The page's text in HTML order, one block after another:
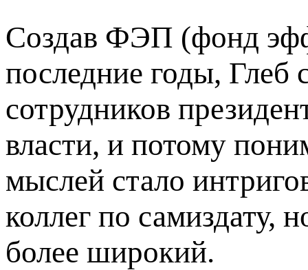
Создав ФЭП (фонд
последние годы, Глеб
сотрудников
власти, и потому
мыслей стало
коллег по самиздату,
более широкий.